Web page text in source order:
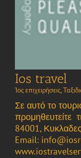
Ios travel
Ίος επιχειρήσεις,
Σε αυτό το
προμηθευτείτε
84001,
Email: